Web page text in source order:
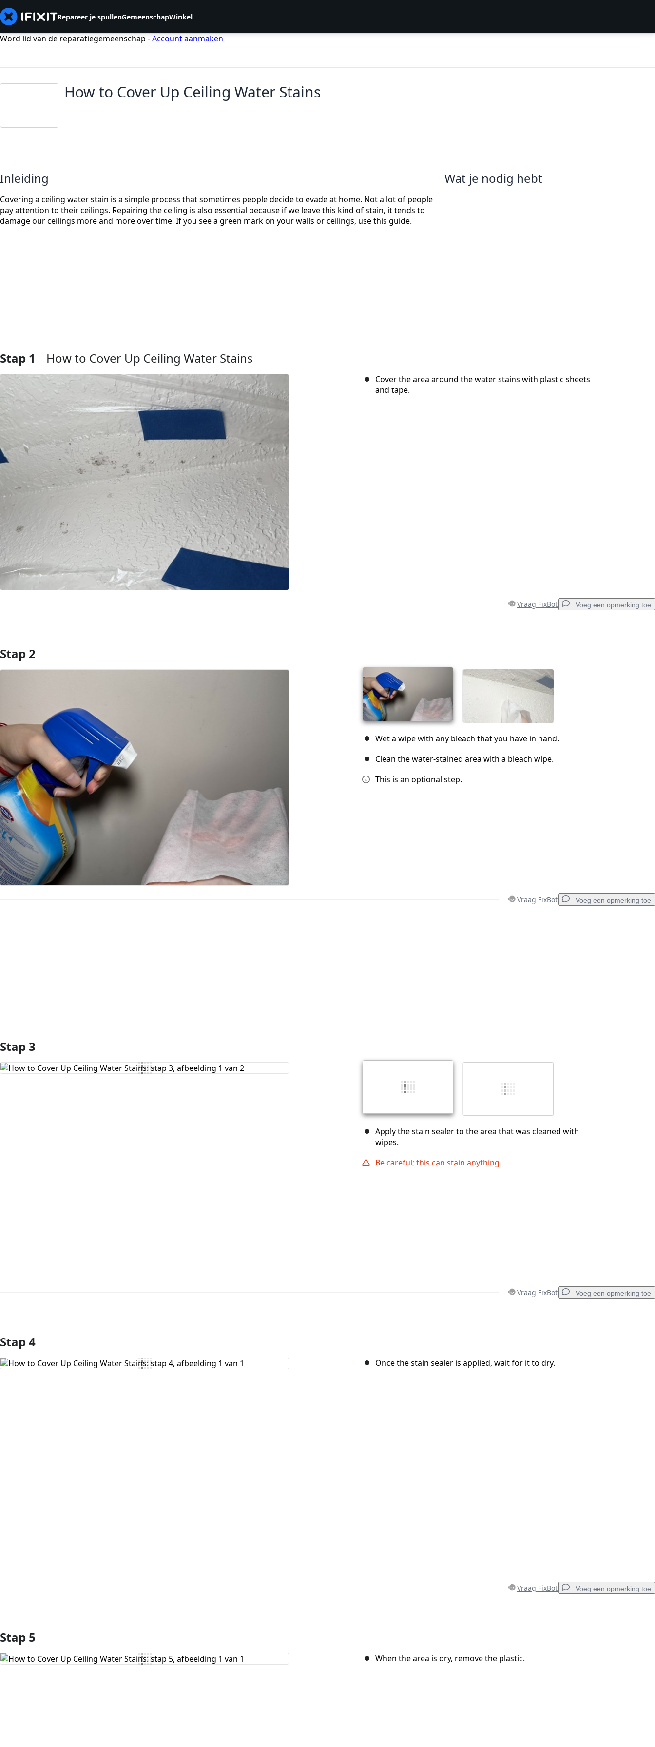
Repareer je spullenGemeenschapWinkel
Word lid van de reparatiegemeenschap -Account aanmaken
How to Cover Up Ceiling Water Stains
Inleiding
Covering a ceiling water stain is a simple process that sometimes people decide to evade at home. Not a lot of people
pay attention to their ceilings. Repairing the ceiling is also essential because if we leave this kind of stain, it tends to
damage our ceilings more and more over time. If you see a green mark on your walls or ceilings, use this guide.
Wat je nodig hebt
Stap 1 How to Cover Up Ceiling Water Stains
Cover the area around the water stains with plastic sheets
and tape.
Vraag FixBot Voeg een opmerking toe
Voeg opmerking toe
Stap 2
Wet a wipe with any bleach that you have in hand.
Clean the water-stained area with a bleach wipe.
This is an optional step.
Vraag FixBot Voeg een opmerking toe
Stap 3
Apply the stain sealer to the area that was cleaned with
wipes.
Be careful; this can stain anything.
Vraag FixBot Voeg een opmerking toe
Voeg opmerking toe
Stap 4
Once the stain sealer is applied, wait for it to dry.
Vraag FixBot Voeg een opmerking toe
Voeg opmerking toe
Stap 5
When the area is dry, remove the plastic.